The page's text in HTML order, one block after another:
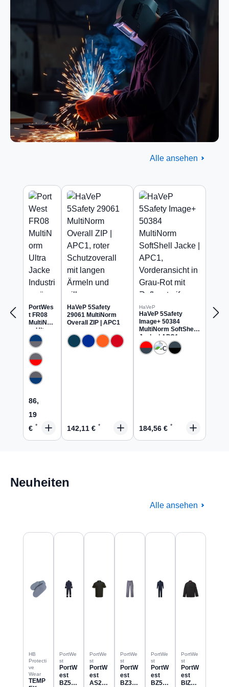
EN ISO 11612 zertifiziert
Produkte ansehen
Alle ansehen
Produktgalerie überspringen
PortWes
t FR08
MultiNor
m Ultra
Jacke
Industrie
wäsche
geeignet
Regulärer Preis:
86,
19
€
HaVeP 5Safety
29061 MultiNorm
Overall ZIP | APC1
Regulärer Preis:
142,11 €
HaVeP
HaVeP 5Safety
Image+ 50384
MultiNorm SoftShell
Jacke | APC1
Regulärer Preis:
184,56 €
Neuheiten
Alle ansehen
Produktgalerie überspringen
HB
Protecti
ve
Wear
TEMP
PortWe
st
PortW
est
BZ506
PortWe
st
PortW
est
AS21
PortWe
st
PortW
est
BZ31
PortWe
st
PortW
est
BZ523
PortWe
st
PortW
est
BIZ2